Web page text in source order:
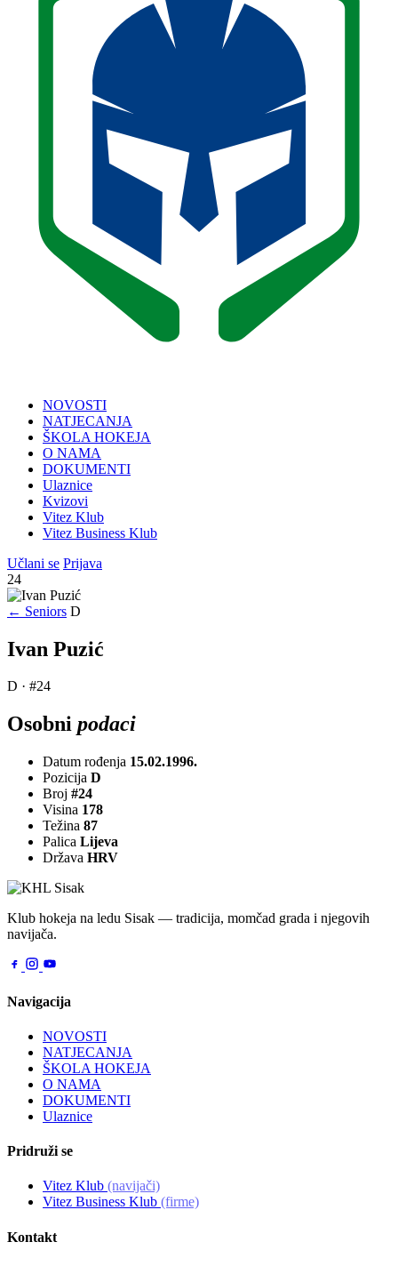
NOVOSTI
NATJECANJA
ŠKOLA HOKEJA
O NAMA
DOKUMENTI
Ulaznice
Kvizovi
Vitez Klub
Vitez Business Klub
Učlani se Prijava
24
← Seniors D
Ivan Puzić
D · #24
Osobni podaci
Datum rođenja 15.02.1996.
Pozicija D
Broj #24
Visina 178
Težina 87
Palica Lijeva
Država HRV
Klub hokeja na ledu Sisak — tradicija, momčad grada i njegovih
navijača.
Navigacija
NOVOSTI
NATJECANJA
ŠKOLA HOKEJA
O NAMA
DOKUMENTI
Ulaznice
Pridruži se
Vitez Klub (navijači)
Vitez Business Klub (firme)
Kontakt